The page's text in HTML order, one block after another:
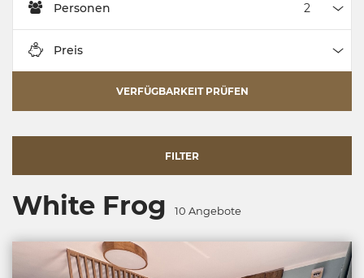
Personen
Preis
VERFÜGBARKEIT PRÜFEN
FILTER
White Frog 10 Angebote